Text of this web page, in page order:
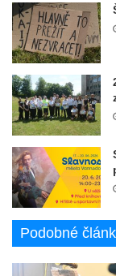
Podobné